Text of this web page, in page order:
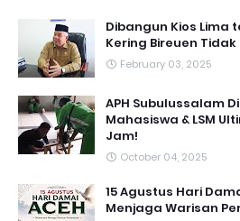
Dibangun Kios Lima
Kering Bireuen Tidak
February 03, 2025
APH Subulussalam
Mahasiswa & LSM
Jam!
October 04, 2025
15 Agustus Hari
Menjaga Warisan